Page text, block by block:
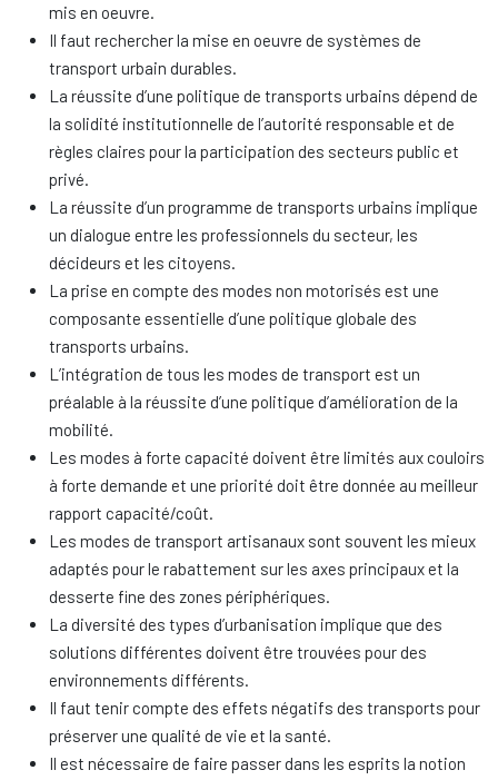
mis en oeuvre.
Il faut rechercher la mise en oeuvre de systèmes de
transport urbain durables.
La réussite d’une politique de transports urbains dépend de
la solidité institutionnelle de l’autorité responsable et de
règles claires pour la participation des secteurs public et
privé.
La réussite d’un programme de transports urbains implique
un dialogue entre les professionnels du secteur, les
décideurs et les citoyens.
La prise en compte des modes non motorisés est une
composante essentielle d’une politique globale des
transports urbains.
L’intégration de tous les modes de transport est un
préalable à la réussite d’une politique d’amélioration de la
mobilité.
Les modes à forte capacité doivent être limités aux couloirs
à forte demande et une priorité doit être donnée au meilleur
rapport capacité/coût.
Les modes de transport artisanaux sont souvent les mieux
adaptés pour le rabattement sur les axes principaux et la
desserte fine des zones périphériques.
La diversité des types d’urbanisation implique que des
solutions différentes doivent être trouvées pour des
environnements différents.
Il faut tenir compte des effets négatifs des transports pour
préserver une qualité de vie et la santé.
Il est nécessaire de faire passer dans les esprits la notion